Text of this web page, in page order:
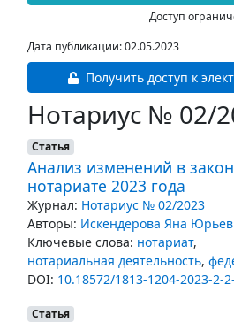
Доступ
Дата публикации: 02.05.2023
Получить доступ к
Нотариус № 02/
Статья
Анализ изменений в
нотариате 2023 года
Журнал: Нотариус № 02/2023
Авторы: Искендерова Яна
Ключевые слова: нотариат,
нотариальная деятельность,
DOI: 10.18572/1813-1204-2023-2-
Статья